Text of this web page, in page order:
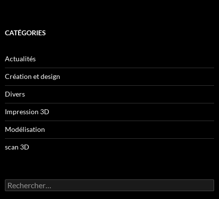
CATÉGORIES
Actualités
Création et design
Divers
Impression 3D
Modélisation
scan 3D
Rechercher :